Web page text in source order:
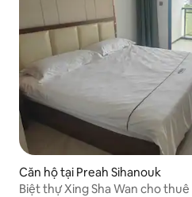
Căn hộ tại Preah Sihanouk
Biệt thự Xing Sha Wan cho thuê